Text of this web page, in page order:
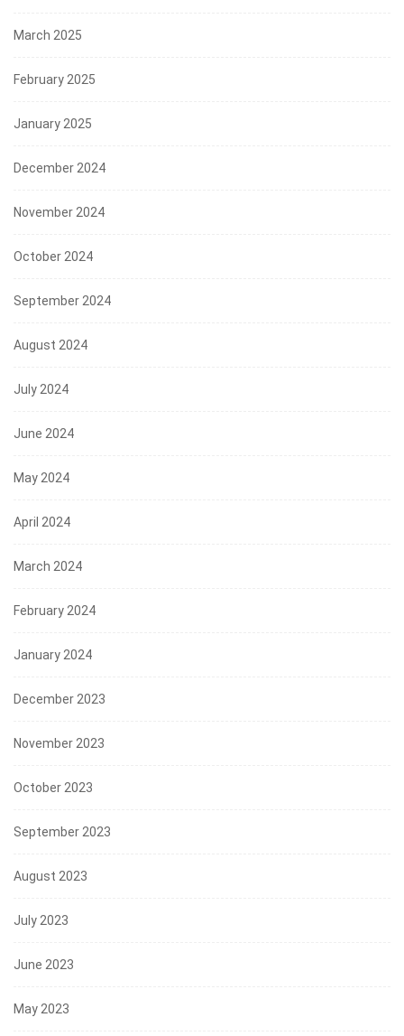
March 2025
February 2025
January 2025
December 2024
November 2024
October 2024
September 2024
August 2024
July 2024
June 2024
May 2024
April 2024
March 2024
February 2024
January 2024
December 2023
November 2023
October 2023
September 2023
August 2023
July 2023
June 2023
May 2023